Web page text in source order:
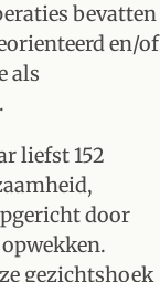
bevatten
en/of
als
liefst 152
door
gezichtshoek